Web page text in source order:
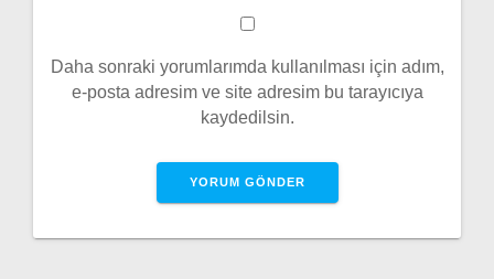
Daha sonraki yorumlarımda kullanılması için adım,
e-posta adresim ve site adresim bu tarayıcıya
kaydedilsin.